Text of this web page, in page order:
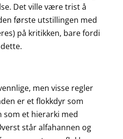
Det ville være trist å
første utstillingen med
på kritikken, bare fordi
men visse regler
er et flokkdyr som
som et hierarki med
står alfahannen og